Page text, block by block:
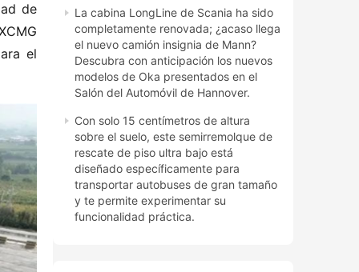
de
el
La cabina LongLine de Scania ha sido
completamente renovada; ¿acaso llega
el nuevo camión insignia de Mann?
Descubra con anticipación los nuevos
modelos de Oka presentados en el
Salón del Automóvil de Hannover.
Con solo 15 centímetros de altura
sobre el suelo, este semirremolque de
rescate de piso ultra bajo está
diseñado específicamente para
transportar autobuses de gran tamaño
y te permite experimentar su
funcionalidad práctica.